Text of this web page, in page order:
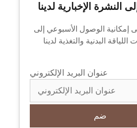
النشرة الإخبارية لدينا
إمكانية الوصول الأسبوعي إلى
عنوان البريد الإلكتروني